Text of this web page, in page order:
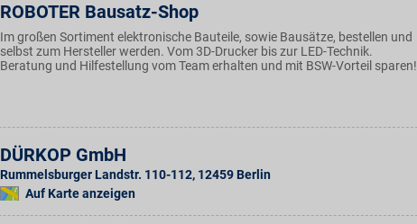
ROBOTER Bausatz-Shop
Im großen Sortiment elektronische Bauteile, sowie Bausätze, bestellen und
selbst zum Hersteller werden. Vom 3D-Drucker bis zur LED-Technik.
Beratung und Hilfestellung vom Team erhalten und mit BSW-Vorteil sparen!
DÜRKOP GmbH
Rummelsburger Landstr. 110-112, 12459 Berlin
Auf Karte anzeigen